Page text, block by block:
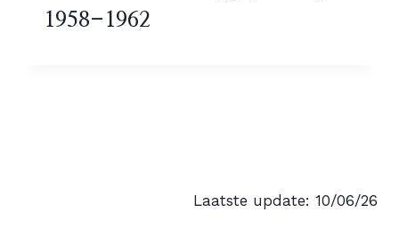
1958-1962
Laatste update: 10/06/26